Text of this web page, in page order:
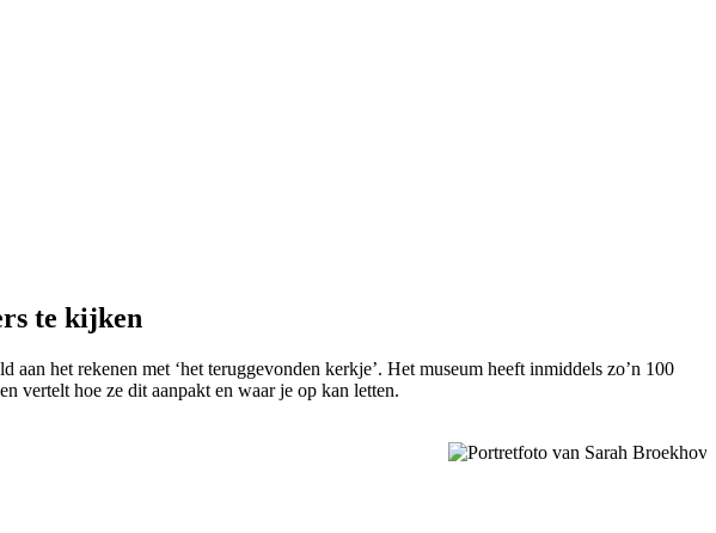
te kijken
het rekenen met ‘het teruggevonden kerkje’. Het museum heeft inmiddels zo’n 100
vertelt hoe ze dit aanpakt en waar je op kan letten.